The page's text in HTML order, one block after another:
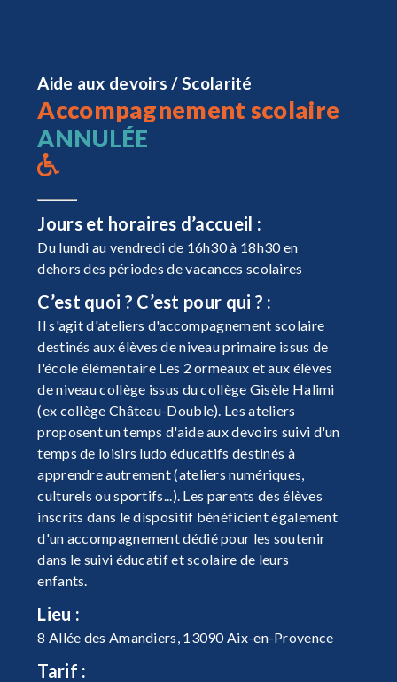
Aide aux devoirs / Scolarité
Accompagnement scolaire
ANNULÉE
Jours et horaires d’accueil :
Du lundi au vendredi de 16h30 à 18h30 en
dehors des périodes de vacances scolaires
C’est quoi ? C’est pour qui ? :
Il s'agit d'ateliers d'accompagnement scolaire
destinés aux élèves de niveau primaire issus de
l'école élémentaire Les 2 ormeaux et aux élèves
de niveau collège issus du collège Gisèle Halimi
(ex collège Château-Double). Les ateliers
proposent un temps d'aide aux devoirs suivi d'un
temps de loisirs ludo éducatifs destinés à
apprendre autrement (ateliers numériques,
culturels ou sportifs...). Les parents des élèves
inscrits dans le dispositif bénéficient également
d'un accompagnement dédié pour les soutenir
dans le suivi éducatif et scolaire de leurs
enfants.
Lieu :
8 Allée des Amandiers, 13090 Aix-en-Provence
Tarif :